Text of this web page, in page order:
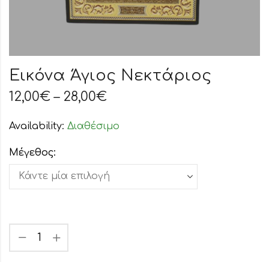
Εικόνα Άγιος Νεκτάριος
12,00€ – 28,00€
Availability: Διαθέσιμο
Μέγεθος: